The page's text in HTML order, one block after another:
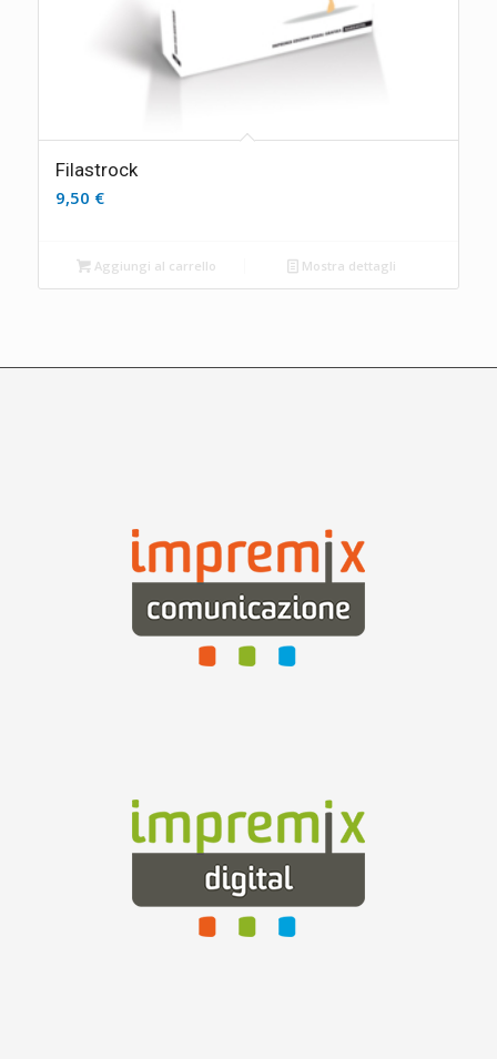
Filastrock
9,50 €
Aggiungi al carrello Mostra dettagli